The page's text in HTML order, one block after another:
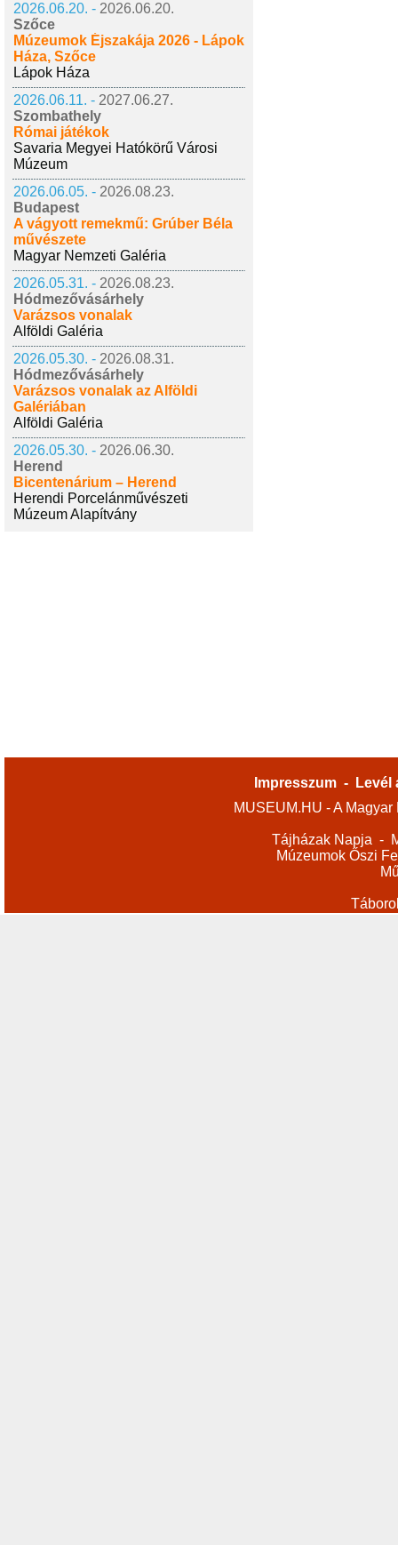
2026.06.20. - 2026.06.20.
Szőce
Múzeumok Éjszakája 2026 - Lápok
Háza, Szőce
Lápok Háza
2026.06.11. - 2027.06.27.
Szombathely
Római játékok
Savaria Megyei Hatókörű Városi
Múzeum
2026.06.05. - 2026.08.23.
Budapest
A vágyott remekmű: Grúber Béla
művészete
Magyar Nemzeti Galéria
2026.05.31. - 2026.08.23.
Hódmezővásárhely
Varázsos vonalak
Alföldi Galéria
2026.05.30. - 2026.08.31.
Hódmezővásárhely
Varázsos vonalak az Alföldi
Galériában
Alföldi Galéria
2026.05.30. - 2026.06.30.
Herend
Bicentenárium – Herend
Herendi Porcelánművészeti
Múzeum Alapítvány
Impresszum -
Levél
MUSEUM.HU - A
Tájházak Napja -
Múzeumok Őszi